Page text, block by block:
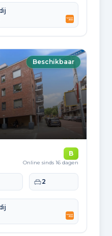
Beschikbaar
B
Online sinds 16 dagen
Slaapkamers
2